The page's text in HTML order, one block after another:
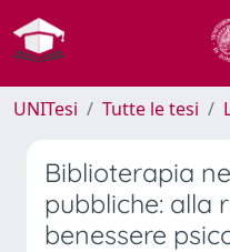
UNITesi Tutte le tesi
Biblioterapia
pubbliche: alla
benessere